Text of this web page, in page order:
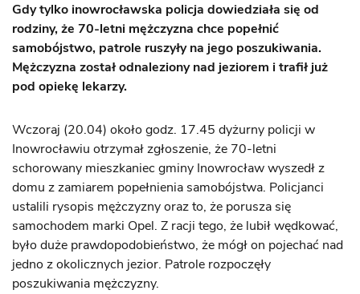
Gdy tylko inowrocławska policja dowiedziała się od
rodziny, że 70-letni mężczyzna chce popełnić
samobójstwo, patrole ruszyły na jego poszukiwania.
Mężczyzna został odnaleziony nad jeziorem i trafił już
pod opiekę lekarzy.
Wczoraj (20.04) około godz. 17.45 dyżurny policji w
Inowrocławiu otrzymał zgłoszenie, że 70-letni
schorowany mieszkaniec gminy Inowrocław wyszedł z
domu z zamiarem popełnienia samobójstwa. Policjanci
ustalili rysopis mężczyzny oraz to, że porusza się
samochodem marki Opel. Z racji tego, że lubił wędkować,
było duże prawdopodobieństwo, że mógł on pojechać nad
jedno z okolicznych jezior. Patrole rozpoczęły
poszukiwania mężczyzny.